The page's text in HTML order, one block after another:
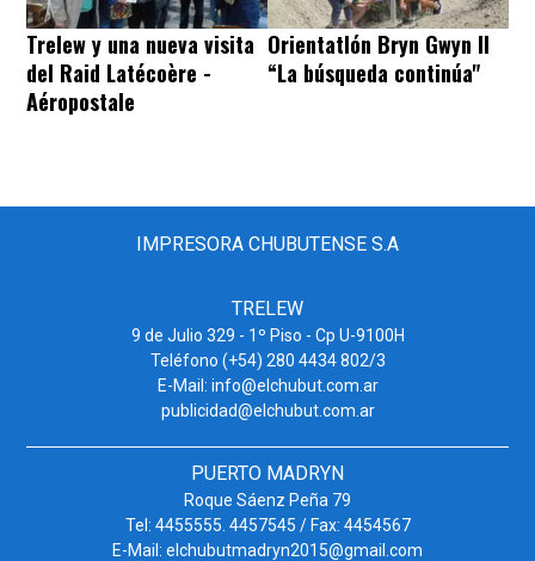
Trelew y una nueva visita
del Raid Latécoère -
Aéropostale
Orientatlón Bryn Gwyn II
“La búsqueda continúa"
IMPRESORA CHUBUTENSE S.A
TRELEW
9 de Julio 329 - 1º Piso - Cp U-9100H
Teléfono (+54) 280 4434 802/3
E-Mail: info@elchubut.com.ar
publicidad@elchubut.com.ar
PUERTO MADRYN
Roque Sáenz Peña 79
Tel: 4455555. 4457545 / Fax: 4454567
E-Mail: elchubutmadryn2015@gmail.com